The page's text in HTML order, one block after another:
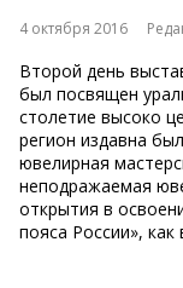
4 октября 2016
Второй день
был посвящен
столетие высоко
регион издавна
ювелирная
неподражаемая
открытия в
пояса России», как